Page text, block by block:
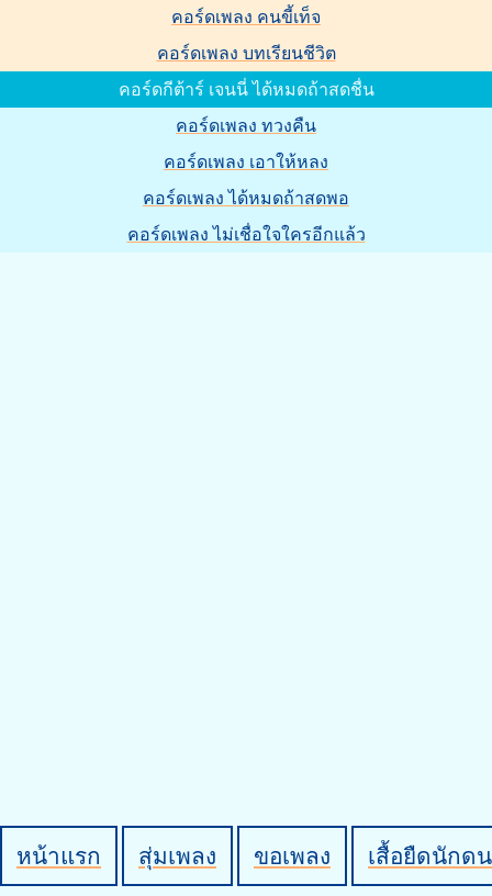
คอร์ดเพลง คนขี้เท็จ
คอร์ดเพลง บทเรียนชีวิต
คอร์ดกีต้าร์ เจนนี่ ได้หมดถ้าสดชื่น
คอร์ดเพลง ทวงคืน
คอร์ดเพลง เอาให้หลง
คอร์ดเพลง ได้หมดถ้าสดพอ
คอร์ดเพลง ไม่เชื่อใจใครอีกแล้ว
หน้าแรก สุ่มเพลง ขอเพลง เสื้อยืดนักด